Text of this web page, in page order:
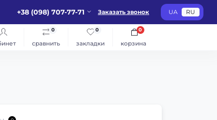
+38 (098) 707-77-71 Заказать звонок UA RU
сравнить
0
закладки
0
корзина
0